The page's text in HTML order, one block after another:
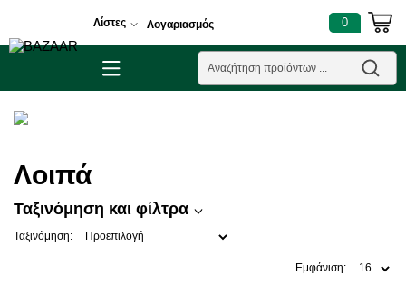
Λίστες Λογαριασμός 0
Λοιπά
Ταξινόμηση και φίλτρα
Ταξινόμηση:
Εμφάνιση: